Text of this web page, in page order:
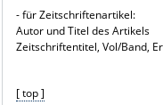
- für Zeitschriftenartikel:
Autor und Titel des Artikels
Zeitschriftentitel, Vol/Band,
[ top ]